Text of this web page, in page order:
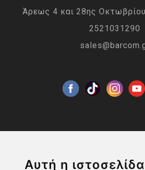
Αυτή η ιστοσελίδα
Άρεως 4 και 28ης
2521031290